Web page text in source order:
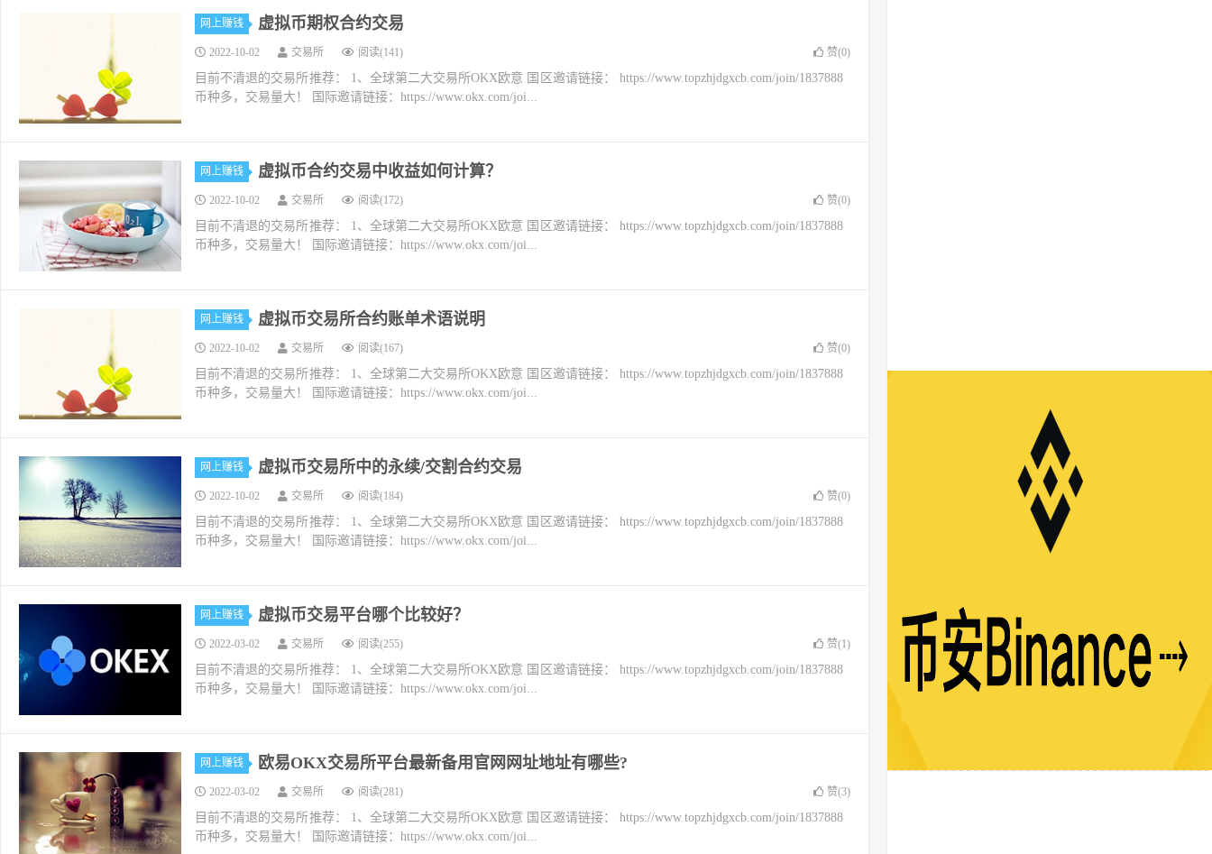
网上赚钱 虚拟币期权合约交易
2022-10-02 交易所 阅读(141) 赞(0)
目前不清退的交易所推荐： 1、全球第二大交易所OKX欧意 国区邀请链接： https://www.topzhjdgxcb.com/join/1837888
币种多，交易量大！ 国际邀请链接：https://www.okx.com/joi...
网上赚钱 虚拟币合约交易中收益如何计算？
2022-10-02 交易所 阅读(172) 赞(0)
目前不清退的交易所推荐： 1、全球第二大交易所OKX欧意 国区邀请链接： https://www.topzhjdgxcb.com/join/1837888
币种多，交易量大！ 国际邀请链接：https://www.okx.com/joi...
网上赚钱 虚拟币交易所合约账单术语说明
2022-10-02 交易所 阅读(167) 赞(0)
目前不清退的交易所推荐： 1、全球第二大交易所OKX欧意 国区邀请链接： https://www.topzhjdgxcb.com/join/1837888
币种多，交易量大！ 国际邀请链接：https://www.okx.com/joi...
网上赚钱 虚拟币交易所中的永续/交割合约交易
2022-10-02 交易所 阅读(184) 赞(0)
目前不清退的交易所推荐： 1、全球第二大交易所OKX欧意 国区邀请链接： https://www.topzhjdgxcb.com/join/1837888
币种多，交易量大！ 国际邀请链接：https://www.okx.com/joi...
网上赚钱 虚拟币交易平台哪个比较好？
2022-03-02 交易所 阅读(255) 赞(1)
目前不清退的交易所推荐： 1、全球第二大交易所OKX欧意 国区邀请链接： https://www.topzhjdgxcb.com/join/1837888
币种多，交易量大！ 国际邀请链接：https://www.okx.com/joi...
网上赚钱 欧易OKX交易所平台最新备用官网网址地址有哪些?
2022-03-02 交易所 阅读(281) 赞(3)
目前不清退的交易所推荐： 1、全球第二大交易所OKX欧意 国区邀请链接： https://www.topzhjdgxcb.com/join/1837888
币种多，交易量大！ 国际邀请链接：https://www.okx.com/joi...